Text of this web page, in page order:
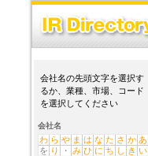
会社名の先頭文字を選択す
るか、業種、市場、コード
を選択してください
会社名
わ ら や ま は な た さ か あ
を り ・ み ひ に ち し き い